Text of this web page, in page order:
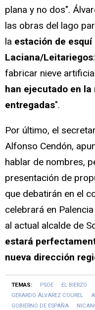
plana y no dos".
las obras del lago
la estación de
Laciana/Leitariegos
fabricar nieve
han ejecutado en
entregadas".
Por último, el
Alfonso Cendón,
hablar de nombres,
presentación de
que debatirán en el
celebrará en
al actual alcalde de
estará
nueva dirección
TEMAS: PSOE EL BIERZO
GERARDO ÁLVAREZ COUREL
GOBIERNO DE ESPAÑA